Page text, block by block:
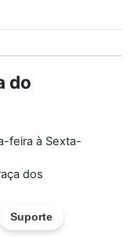
Suporte
do
feira à Sexta-
dos